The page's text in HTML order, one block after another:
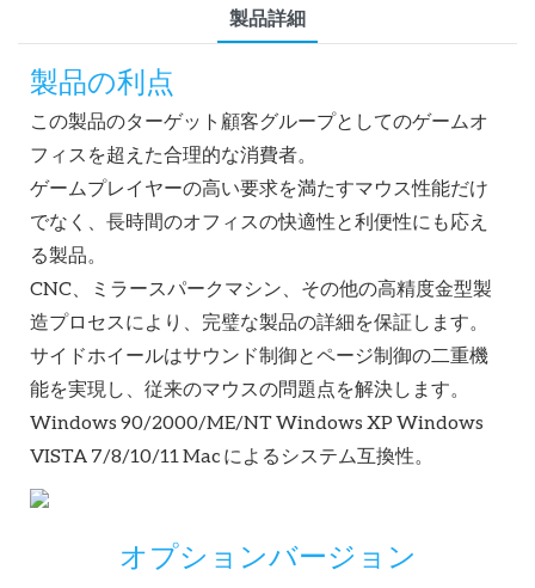
製品詳細
製品の利点
この製品のターゲット顧客グループとしてのゲームオ
フィスを超えた合理的な消費者。
ゲームプレイヤーの高い要求を満たすマウス性能だけ
でなく、長時間のオフィスの快適性と利便性にも応え
る製品。
CNC、ミラースパークマシン、その他の高精度金型製
造プロセスにより、完璧な製品の詳細を保証します。
サイドホイールはサウンド制御とページ制御の二重機
能を実現し、従来のマウスの問題点を解決します。
Windows 90/2000/ME/NT Windows XP Windows
VISTA 7/8/10/11 Mac によるシステム互換性。
オプションバージョン